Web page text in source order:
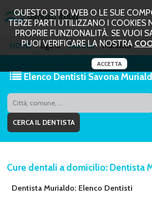
QUESTO SITO WEB O LE SUE
TERZE PARTI UTILIZZANO I COOKIES
PROPRIE FUNZIONALITÀ. SE VUOI
PUOI VERIFICARE LA NOSTRA
ACCETTA
HOME Liguria Savona Murialdo
Elenco Dentisti Savona
Cure dentali a domicilio: Dentista
Dentista Murialdo: Elenco Dentisti